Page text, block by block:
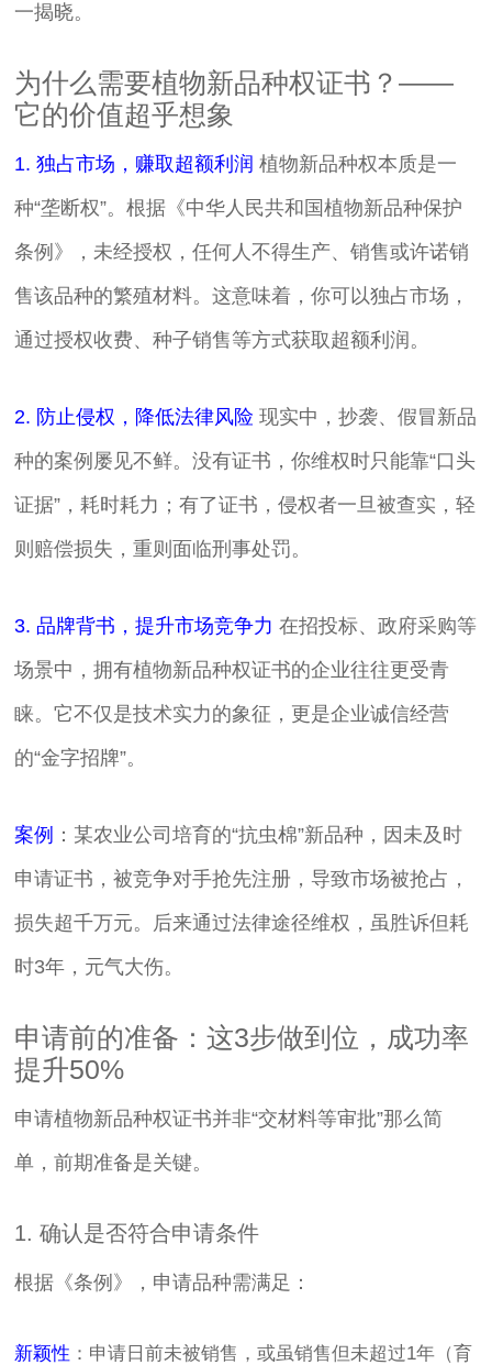
一揭晓。
为什么需要植物新品种权证书？——
它的价值超乎想象
1. 独占市场，赚取超额利润 植物新品种权本质是一
种“垄断权”。根据《中华人民共和国植物新品种保护
条例》，未经授权，任何人不得生产、销售或许诺销
售该品种的繁殖材料。这意味着，你可以独占市场，
通过授权收费、种子销售等方式获取超额利润。
2. 防止侵权，降低法律风险 现实中，抄袭、假冒新品
种的案例屡见不鲜。没有证书，你维权时只能靠“口头
证据”，耗时耗力；有了证书，侵权者一旦被查实，轻
则赔偿损失，重则面临刑事处罚。
3. 品牌背书，提升市场竞争力 在招投标、政府采购等
场景中，拥有植物新品种权证书的企业往往更受青
睐。它不仅是技术实力的象征，更是企业诚信经营
的“金字招牌”。
案例 ：某农业公司培育的“抗虫棉”新品种，因未及时
申请证书，被竞争对手抢先注册，导致市场被抢占，
损失超千万元。后来通过法律途径维权，虽胜诉但耗
时3年，元气大伤。
申请前的准备：这3步做到位，成功率
提升50%
申请植物新品种权证书并非“交材料等审批”那么简
单，前期准备是关键。
1. 确认是否符合申请条件
根据《条例》，申请品种需满足：
新颖性 ：申请日前未被销售，或虽销售但未超过1年（育